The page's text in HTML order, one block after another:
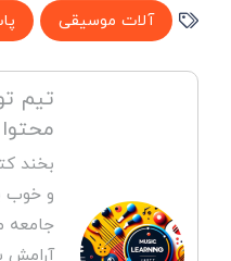
آلات موسیقی
تیم
محتوا
بخند
و خوب
جامعه
آرامش